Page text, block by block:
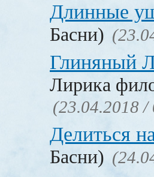
Длинные
Басни)
Глиняный
Лирика
(23.04.2018 /
Делиться
Басни)